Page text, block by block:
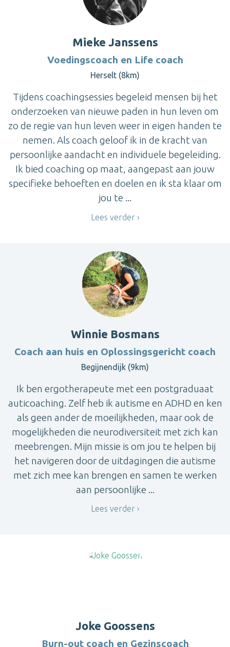
Mieke Janssens
Voedingscoach en Life coach
Herselt (8km)
Tijdens coachingsessies begeleid mensen bij het
onderzoeken van nieuwe paden in hun leven om
zo de regie van hun leven weer in eigen handen te
nemen. Als coach geloof ik in de kracht van
persoonlijke aandacht en individuele begeleiding.
Ik bied coaching op maat, aangepast aan jouw
specifieke behoeften en doelen en ik sta klaar om
jou te ...
Lees verder
Winnie Bosmans
Coach aan huis en Oplossingsgericht coach
Begijnendijk (9km)
Ik ben ergotherapeute met een postgraduaat
auticoaching. Zelf heb ik autisme en ADHD en ken
als geen ander de moeilijkheden, maar ook de
mogelijkheden die neurodiversiteit met zich kan
meebrengen. Mijn missie is om jou te helpen bij
het navigeren door de uitdagingen die autisme
met zich mee kan brengen en samen te werken
aan persoonlijke ...
Lees verder
Joke Goossens
Burn-out coach en Gezinscoach